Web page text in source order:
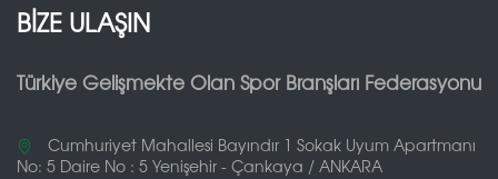
BİZE ULAŞIN
Türkiye Gelişmekte Olan Spor Branşları Federasyonu
Cumhuriyet Mahallesi Bayındır 1 Sokak Uyum Apartmanı
No: 5 Daire No : 5 Yenişehir - Çankaya / ANKARA